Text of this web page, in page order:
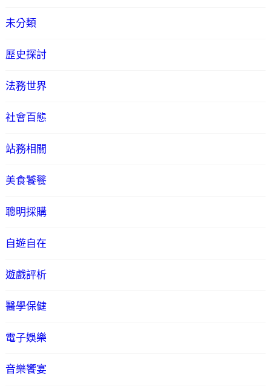
未分類
歷史探討
法務世界
社會百態
站務相關
美食饕餮
聰明採購
自遊自在
遊戲評析
醫學保健
電子娛樂
音樂饗宴